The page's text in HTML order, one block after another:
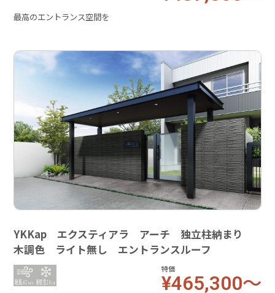
最高のエントランス空間を
YKKap エクスティアラ アーチ 独立柱納まり
木調色 ライト無し エントランスルーフ
特価
¥465,300～